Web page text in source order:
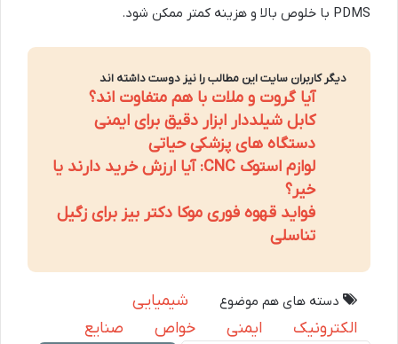
PDMS با خلوص بالا و هزینه کمتر ممکن شود.
دیگر کاربران سایت این مطالب را نیز دوست داشته اند
آیا گروت و ملات با هم متفاوت اند؟
کابل شیلددار ابزار دقیق برای ایمنی
دستگاه های پزشکی حیاتی
لوازم استوک CNC: آیا ارزش خرید دارند یا
خیر؟
فواید قهوه فوری موکا دکتر بیز برای زگیل
تناسلی
دسته های هم موضوع
شیمیایی
الکترونیک
ایمنی خواص صنایع